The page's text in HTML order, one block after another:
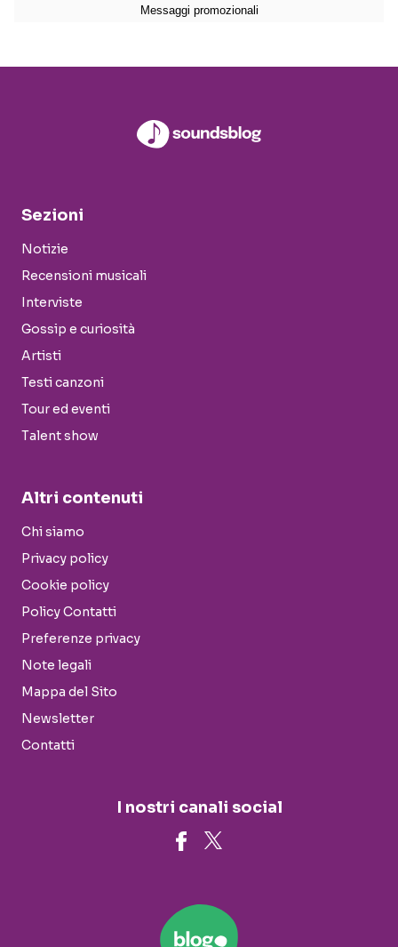
Sezioni
Notizie
Recensioni musicali
Interviste
Gossip e curiosità
Artisti
Testi canzoni
Tour ed eventi
Talent show
Altri contenuti
Chi siamo
Privacy policy
Cookie policy
Policy Contatti
Preferenze privacy
Note legali
Mappa del Sito
Newsletter
Contatti
I nostri canali social